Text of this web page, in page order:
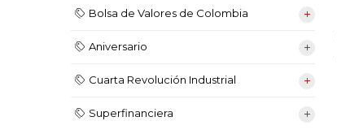
Bolsa de Valores de Colombia
Aniversario
Cuarta Revolución Industrial
Superfinanciera